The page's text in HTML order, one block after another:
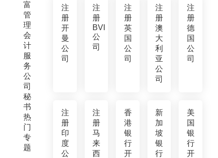
富
管
理
会
计
服
务
公
司
秘
书
热
门
专
题
注
册
开
曼
公
司
注
册
BVI
公
司
注
册
英
国
公
司
注
册
澳
大
利
亚
公
司
注
册
德
国
公
司
注
册
印
度
公
注
册
马
来
西
香
港
银
行
开
新
加
坡
银
行
美
国
银
行
开